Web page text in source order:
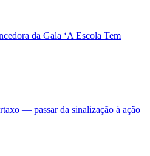
da Gala ‘A Escola Tem
— passar da sinalização à ação